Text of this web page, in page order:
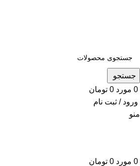
جستجو
0 مورد 0 تومان
ورود / ثبت نام
منو
0 مورد 0 تومان